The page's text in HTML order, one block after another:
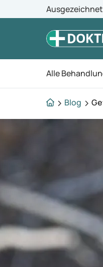
Ausgezeichnet
Alle
Blog